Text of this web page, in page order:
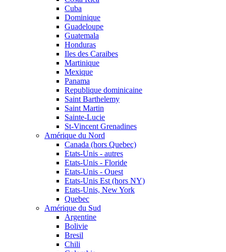
Cuba
Dominique
Guadeloupe
Guatemala
Honduras
Iles des Caraibes
Martinique
Mexique
Panama
Republique dominicaine
Saint Barthelemy
Saint Martin
Sainte-Lucie
St-Vincent Grenadines
Amérique du Nord
Canada (hors Quebec)
Etats-Unis - autres
Etats-Unis - Floride
Etats-Unis - Ouest
Etats-Unis Est (hors NY)
Etats-Unis, New York
Quebec
Amérique du Sud
Argentine
Bolivie
Bresil
Chili